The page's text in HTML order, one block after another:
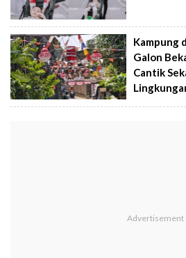
Kampung
Galon
Cantik